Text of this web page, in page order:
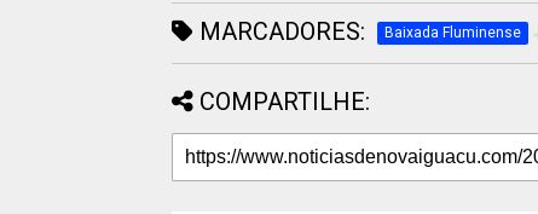
MARCADORES: Baixada Fluminense
COMPARTILHE: